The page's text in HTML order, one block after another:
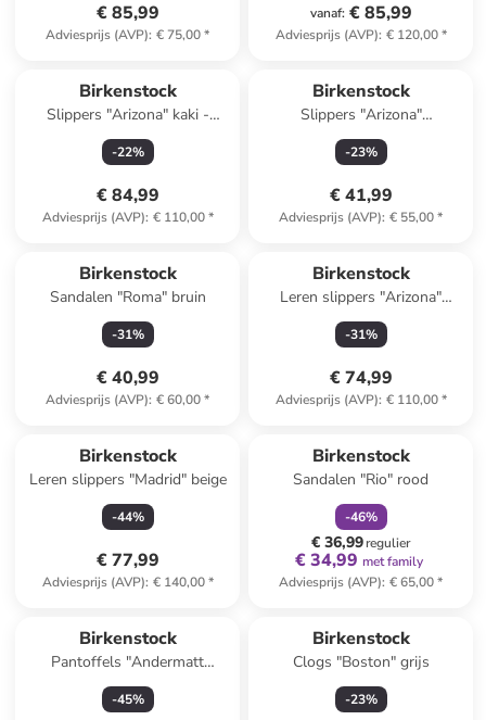
€ 85,99
Adviesprijs (AVP): € 75,00*
vanaf: € 85,99
Adviesprijs (AVP): € 120,00*
Birkenstock
Slippers "Arizona" kaki -
wijdte S
-22%
€ 84,99
Adviesprijs (AVP): € 110,00*
Birkenstock
Slippers "Arizona"
donkerblauw - wijdte N
-23%
€ 41,99
Adviesprijs (AVP): € 55,00*
Birkenstock
Sandalen "Roma" bruin
-31%
€ 40,99
Adviesprijs (AVP): € 60,00*
Birkenstock
Leren slippers "Arizona"
donkerbruin - wijdte N
-31%
€ 74,99
Adviesprijs (AVP): € 110,00*
Birkenstock
Leren slippers "Madrid" beige
-44%
€ 77,99
Adviesprijs (AVP): € 140,00*
Birkenstock
Sandalen "Rio" rood
-46%
€ 36,99regulier
€ 34,99 met family
Adviesprijs (AVP): € 65,00*
Birkenstock
Pantoffels "Andermatt
Standard" grijs
-45%
Birkenstock
Clogs "Boston" grijs
-23%